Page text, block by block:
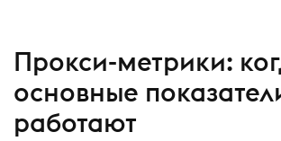
Прокси-метрики:
основные
работают